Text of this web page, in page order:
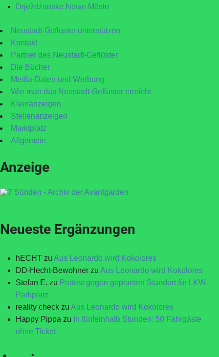
Drježdźanske Nowe Město
Neustadt-Geflüster unterstützen
Kontakt
Partner des Neustadt-Geflüster
Die Bücher
Media-Daten und Werbung
Wie man das Neustadt-Geflüster erreicht
Kleinanzeigen
Stellenanzeigen
Marktplatz
Allgemein
Anzeige
Neueste Ergänzungen
hECHT zu Aus Leonardo wird Kokolores
DD-Hecht-Bewohner zu Aus Leonardo wird Kokolores
Stefan E. zu Protest gegen geplanten Standort für LKW-
Parkplatz
reality check zu Aus Leonardo wird Kokolores
Happy Pippa zu In fünfeinhalb Stunden: 50 Fahrgäste
ohne Ticket